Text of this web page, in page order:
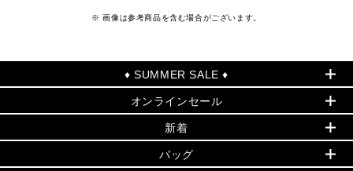
※ 画像は参考商品を含む場合がございます。
♦ SUMMER SALE ♦
セールおすすめアイテム
▶ ウィメンズ
バッグ
オンラインセール
PRODUCT OF THE MONTH - 今月の特別価格
再値下げアイテム
新着
夏のスタイル
バッグ